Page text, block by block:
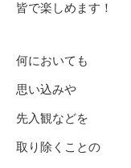
皆で楽しめます！
何においても
思い込みや
先入観などを
取り除くことの